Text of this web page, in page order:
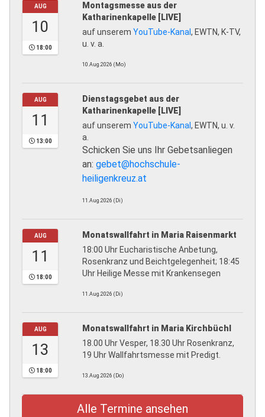
AUG
10
18:00
Montagsmesse aus der
Katharinenkapelle [LIVE]
auf unserem YouTube-Kanal, EWTN, K-TV,
u. v. a.
10.Aug.2026 (Mo)
AUG
11
13:00
Dienstagsgebet aus der
Katharinenkapelle [LIVE]
auf unserem YouTube-Kanal, EWTN, u. v.
a.
Schicken Sie uns Ihr Gebetsanliegen
an: gebet@hochschule-
heiligenkreuz.at
11.Aug.2026 (Di)
AUG
11
18:00
Monatswallfahrt in Maria Raisenmarkt
18:00 Uhr Eucharistische Anbetung,
Rosenkranz und Beichtgelegenheit; 18:45
Uhr Heilige Messe mit Krankensegen
11.Aug.2026 (Di)
AUG
13
18:00
Monatswallfahrt in Maria Kirchbüchl
18.00 Uhr Vesper, 18.30 Uhr Rosenkranz,
19 Uhr Wallfahrtsmesse mit Predigt.
13.Aug.2026 (Do)
Alle Termine ansehen